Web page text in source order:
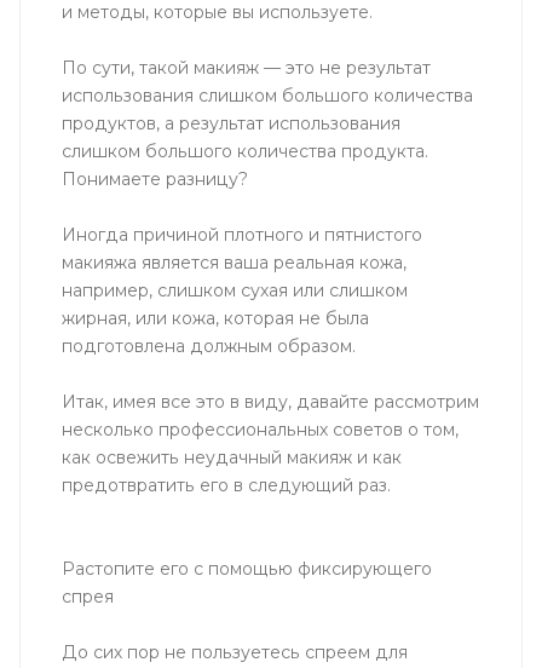
и методы, которые вы используете.
По сути, такой макияж — это не результат
использования слишком большого количества
продуктов, а результат использования
слишком большого количества продукта.
Понимаете разницу?
Иногда причиной плотного и пятнистого
макияжа является ваша реальная кожа,
например, слишком сухая или слишком
жирная, или кожа, которая не была
подготовлена ​​должным образом.
Итак, имея все это в виду, давайте рассмотрим
несколько профессиональных советов о том,
как освежить неудачный макияж и как
предотвратить его в следующий раз.
Растопите его с помощью фиксирующего
спрея
До сих пор не пользуетесь спреем для